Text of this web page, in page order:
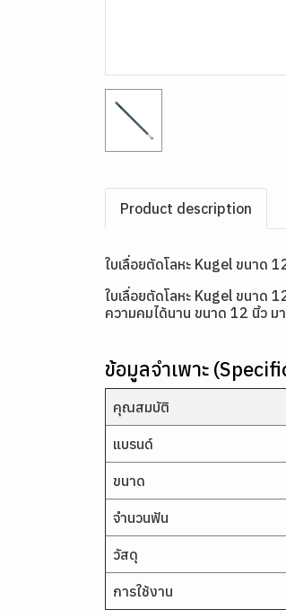
Product description
ใบเลื่อยตัดโลหะ Kugel ขนา
ใบเลื่อยตัดโลหะ Kugel ขนาด
ความคมได้นาน ขนาด 12 นิ้ว ม
ข้อมูลจำเพาะ
คุณสมบัติ
แบรนด์
ขนาด
จำนวนฟัน
วัสดุ
การใช้งาน